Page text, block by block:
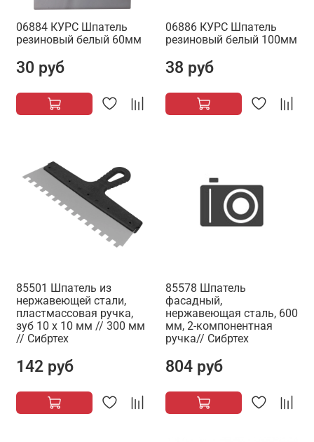
06884 КУРС Шпатель
резиновый белый 60мм
30 руб
06886 КУРС Шпатель
резиновый белый 100мм
38 руб
85501 Шпатель из
нержавеющей стали,
пластмассовая ручка,
зуб 10 х 10 мм // 300 мм
// Сибртех
142 руб
85578 Шпатель
фасадный,
нержавеющая сталь, 600
мм, 2-компонентная
ручка// Сибртех
804 руб